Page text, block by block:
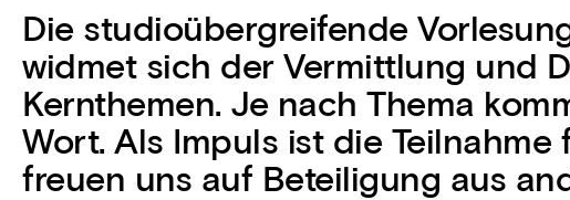
Die studioübergreifende
widmet sich der Vermittlung und
Kernthemen. Je nach Thema
Wort. Als Impuls ist die
freuen uns auf Beteiligung aus